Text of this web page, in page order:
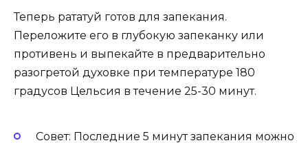
Теперь рататуй готов для запекания.
Переложите его в глубокую запеканку или
противень и выпекайте в предварительно
разогретой духовке при температуре 180
градусов Цельсия в течение 25-30 минут.
Совет: Последние 5 минут запекания можно